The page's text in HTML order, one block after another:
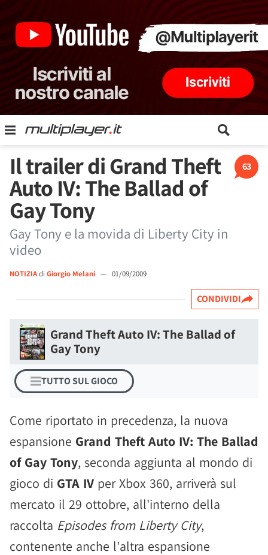
63
Il trailer di Grand Theft
Auto IV: The Ballad of
Gay Tony
Gay Tony e la movida di Liberty City in
video
NOTIZIAdi Giorgio Melani — 01/09/2009
CONDIVIDI
Grand Theft Auto IV: The Ballad of
Gay Tony
TUTTO SUL GIOCO
Come riportato in precedenza, la nuova
espansione Grand Theft Auto IV: The Ballad
of Gay Tony, seconda aggiunta al mondo di
gioco di GTA IV per Xbox 360, arriverà sul
mercato il 29 ottobre, all'interno della
raccolta Episodes from Liberty City,
contenente anche l'altra espansione